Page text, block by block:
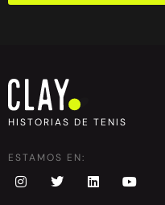
HISTORIAS DE TENIS
ESTAMOS EN: